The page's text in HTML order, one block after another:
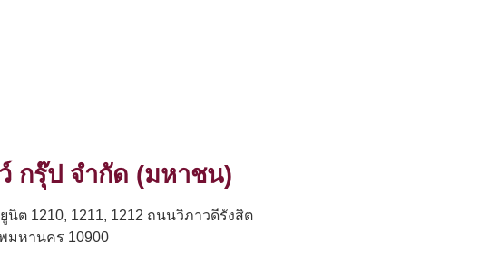
กรุ๊ป จำกัด (มหาชน)
นิต 1210, 1211, 1212 ถนนวิภาวดีรังสิต
มหานคร 10900